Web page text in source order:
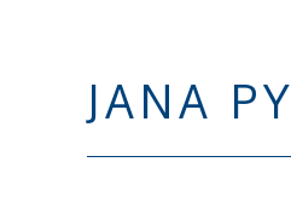
JANA